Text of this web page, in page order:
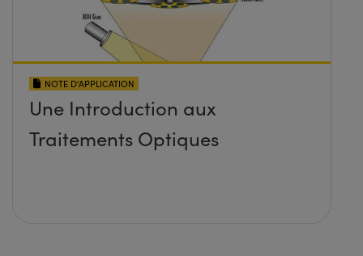
NOTE D’APPLICATION
Une Introduction aux
Traitements Optiques